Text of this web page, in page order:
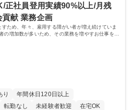
とができます。平均19:30の退勤以降の業
メリハリのある働き方となります。 学
短大 語学力： 資格：
正社員登用実績90%以上/月残
献 業務企画
ため、年々、雇用する障がい者が増え続けていま
の増加数が多いため、その業務を増やすお仕事を担
り
年間休日120日以上
転勤なし 未経験者歓迎
在宅OK